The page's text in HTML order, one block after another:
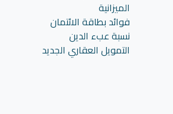
الميزانية
فوائد بطاقة الائتمان
نسبة عبء الدين
التمويل العقاري الجديد